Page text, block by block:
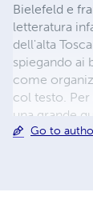
Bielefeld e
letteratura
dell'alta
spiegando ai
come
col testo.
una grande
sol giorno e
Go to